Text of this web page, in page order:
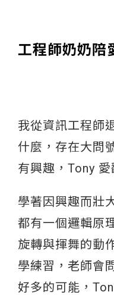
工程師奶奶陪
我從資訊工程師
什麼，存在大問
有興趣，Tony
學著因興趣而壯
都有一個邏輯原
旋轉與揮舞的動
學練習，老師會
好多的可能，